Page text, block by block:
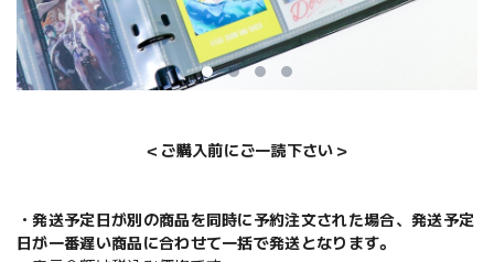
＜ご購入前にご一読下さい＞
・発送予定日が別の商品を同時に予約注文された場合、発送予定
日が一番遅い商品に合わせて一括で発送となります。